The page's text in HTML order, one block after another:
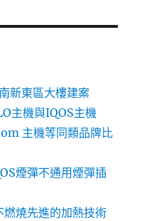
新東區大樓建案
主機與IQOS主機
主機等同類品牌比
煙彈不通用煙彈插
燃燒先進的加熱技術